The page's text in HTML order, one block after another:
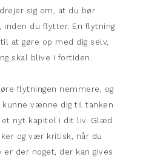
sig om, at du bør
inden du flytter. En flytning
at gøre op med dig selv,
skal blive i fortiden.
flytningen nemmere, og
vænne dig til tanken
et nyt kapitel i dit liv. Glæd
og vær kritisk, når du
der noget, der kan gives